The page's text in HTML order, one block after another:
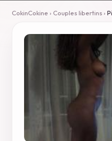
CokinCokine › Couples libertins›